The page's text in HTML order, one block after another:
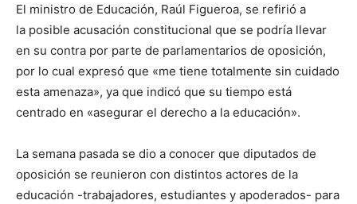
El ministro de Educación, Raúl Figueroa, se refirió a
la posible acusación constitucional que se podría llevar
en su contra por parte de parlamentarios de oposición,
por lo cual expresó que «me tiene totalmente sin cuidado
esta amenaza», ya que indicó que su tiempo está
centrado en «asegurar el derecho a la educación».
La semana pasada se dio a conocer que diputados de
oposición se reunieron con distintos actores de la
educación -trabajadores, estudiantes y apoderados- para